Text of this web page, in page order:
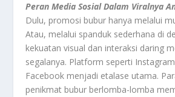
Peran Media Sosial Dalam Viralnya
Dulu, promosi bubur hanya melalui
Atau, melalui spanduk sederhana di
kekuatan visual dan interaksi daring
segalanya. Platform seperti
Facebook menjadi etalase utama.
penikmat bubur berlomba-lomba